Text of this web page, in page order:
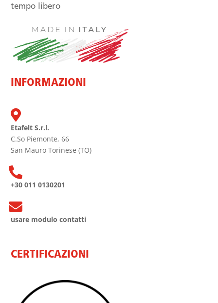
tempo libero
INFORMAZIONI

Etafelt S.r.l.
C.So Piemonte, 66
San Mauro Torinese (TO)

+30 011 0130201

usare modulo contatti
CERTIFICAZIONI